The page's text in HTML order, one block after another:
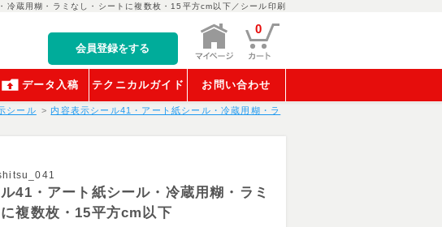
冷蔵用糊・ラミなし・シートに複数枚・15平方cm以下／シール印刷
会員登録をする
0
データ入稿 テクニカルガイド お問い合わせ
シール
内容表示シール41・アート紙シール・冷蔵用糊・ラ
41・アート紙シール・冷蔵用糊・ラミ
複数枚・15平方cm以下